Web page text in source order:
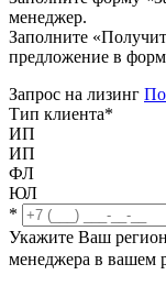
менеджер.
Заполните
предложение в
Запрос на лизинг
Тип клиента*
ИП
ИП
ФЛ
ЮЛ
*
Укажите Ваш регион
менеджера в вашем